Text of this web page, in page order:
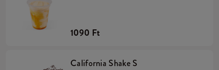
1090 Ft
California Shake S